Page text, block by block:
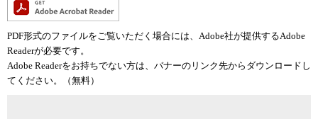
PDF形式のファイルをご覧いただく場合には、Adobe社が提供するAdobe
Readerが必要です。
Adobe Readerをお持ちでない方は、バナーのリンク先からダウンロードし
てください。（無料）